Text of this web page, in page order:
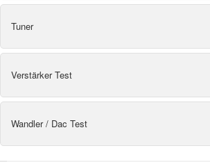
Tuner
Verstärker Test
Wandler / Dac Test